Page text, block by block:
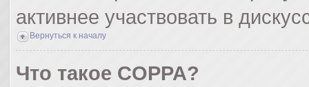
активнее участвовать в
Вернуться к началу
Что такое COPPA?